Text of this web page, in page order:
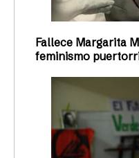
Fallece Margarita
feminismo